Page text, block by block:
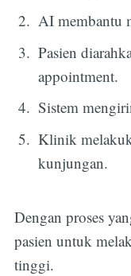
AI membantu
Pasien
appointment.
Sistem
Klinik
kunjungan.
Dengan proses
pasien untuk
tinggi.